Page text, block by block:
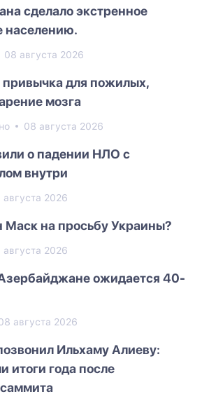
сделало экстренное
населению.
08 августа 2026
привычка для пожилых,
мозга
08 августа 2026
о падении НЛО с
внутри
августа 2026
Маск на просьбу Украины?
августа 2026
ожидается 40-
августа 2026
Ильхаму Алиеву:
итоги года после